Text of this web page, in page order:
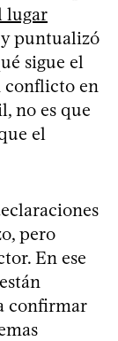
lugar
y puntualizó
sigue el
conflicto en
no es que
el
pero
En ese
confirmar